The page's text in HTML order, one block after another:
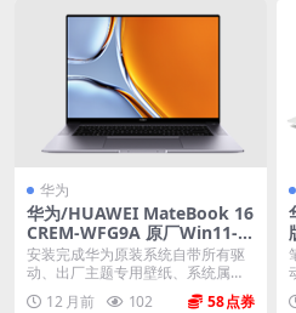
华为
华为/HUAWEI MateBook 16
CREM-WFG9A 原厂Win11-2
1H2系统 工厂文件 带F10智能
还原
安装完成华为原装系统自带所有驱
动、出厂主题专用壁纸、系统属性
联机支持标志、Off...
12 月前 102 58